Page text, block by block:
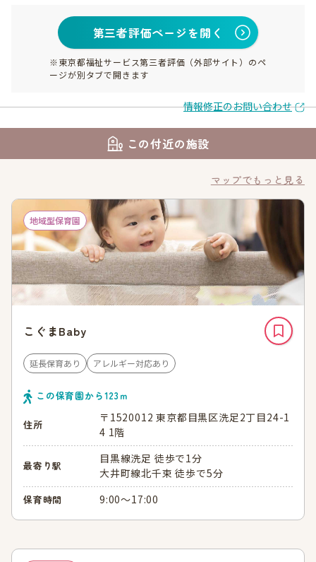
第三者評価ページを開く
※東京都福祉サービス第三者評価（外部サイト）のペ
ージが別タブで開きます
情報修正のお問い合わせ
この付近の施設
マップでもっと見る
地域型保育園
こぐまBaby
延長保育あり アレルギー対応あり
この保育園から123ｍ
住所
〒1520012 東京都目黒区洗足2丁目24-1
4 1階
最寄り駅
目黒線洗足 徒歩で1分
大井町線北千束 徒歩で5分
保育時間 9:00～17:00